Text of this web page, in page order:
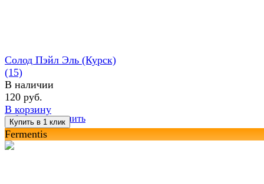
избранное сравнить
Солод Пэйл Эль (Курск)
(15)
В наличии
120 руб.
В корзину
Fermentis